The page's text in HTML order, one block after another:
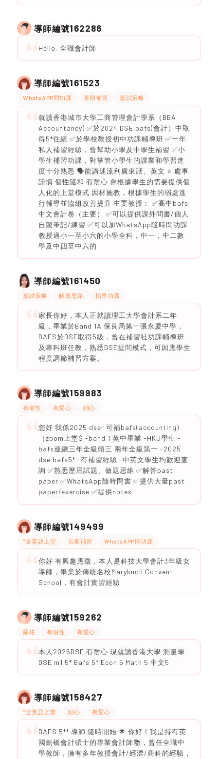
導師編號162286
Hello, 全職會計師
導師編號161523
WhatsAPP問功課 長期補習 應試策略
就讀香港城市大學工商管理會計學系（BBA
Accountancy) ✅於2024 DSE bafs(會計）中取
得5*住績 ✅於學校教授初中功課輔導班 ✅一年
私人補習經驗，曾幫助小學及中學生補習 ✅小
學生補習功課，對掌管小學生的課業和學習進
度十分熟悉 🗣️能講述流利廣東話、英文 ⭐️ 處事
謹慎 個性隨和 有耐心 會根據學生的需要提供個
人化的上堂模式 因材施教，根據學生的弱處進
行輔導並協組改善提升 主要教授： ✅高中bafs
中文會計卷（主要） ✅可以提供課外問書/個人
自製筆記/練習 ✅可以加WhatsApp隨時問功課
教授過小一至小六的小學全科，中一，中二數
學及中四至中六的
導師編號161450
應試策略 解題思路 指導功課
家長你好，本人正就讀理工大學會計系二年
級，畢業於Band 1A 保良局第一張永慶中學，
BAFS於DSE取得5級，曾在補習社功課輔導班
及專科班任教，熟悉DSE提問模式，可因應學生
程度調節補習方案。
導師編號159983
有耐性 有愛心 細心
您好 我係2025 dser 可補bafs(accounting)
（zoom上堂$ -band 1 英中畢業 -HKU學生 -
bafs連續三年全級頭三 兩年全級第一 -2025
dse bafs5* -有補習經驗 -中英文學生均歡迎查
詢 ✅熟悉歷屆試題、做題思維 ✅解答past
paper ✅WhatsApp隨時問書 ✅提供大量past
paper/exercise ✅提供notes
導師編號149499
*全英語上堂 長期補習 WhatsAPP問功課
你好 有興趣應徵，本人是科技大學會計3年級女
導師，畢業於傳統名校Maryknoll Convent
School，有會計實習經驗
導師編號159262
嚴格 有耐性 有愛心
本人2025DSE 有耐心 現就讀香港大學 測量學
DSE m1 5* Bafs 5* Econ 5 Math 5 中文5
導師編號158427
*全英語上堂 細心 有愛心
BAFS 5** 導師 隨時開始 🌟 你好！我是持有英
國劍橋會計碩士的專業會計師📚，曾任全職中
學教師，擁有多年教授會計/經濟/商科的經驗，